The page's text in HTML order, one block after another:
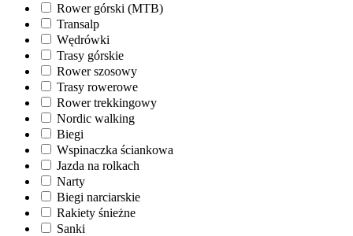
Rower górski (MTB)
Transalp
Wędrówki
Trasy górskie
Rower szosowy
Trasy rowerowe
Rower trekkingowy
Nordic walking
Biegi
Wspinaczka ściankowa
Jazda na rolkach
Narty
Biegi narciarskie
Rakiety śnieżne
Sanki